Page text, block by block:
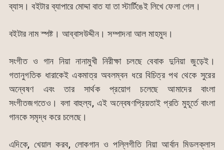
ব্যাস। বইটার ব্যাপারে মোদ্দা বাত যা তা স্টার্টিঙেই লিখে ফেলা গেল।
বইটার নাম স্পষ্ট। আব্বাসউদ্দীন। সম্পাদনা আল মাহমুদ।
সংগীত ও গান নিয়া নানামুখী নিরীক্ষা চলছে বেবাক দুনিয়া জুড়েই।
গতানুগতিক ধারাকেই একমাত্র অবলম্বন ধরে বিচিত্র পথ থেকে সুরের
অন্বেষণ এবং তার সার্থক প্রয়োগ চলেছে আমাদের বাংলা
সংগীতজগতেও। বলা বাহুল্য, এই অন্বেষণপ্রিয়তাই প্রতি মুহূর্তে বাংলা
গানকে সমৃদ্ধ করে চলেছে।
এদিকে, খেয়াল করব, লোকগান ও পল্লিগীতি নিয়া আর্বান মিডলক্লাস